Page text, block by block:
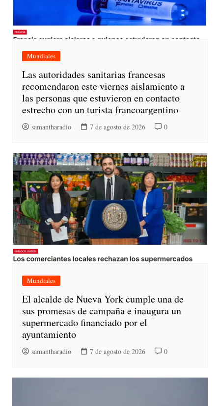
Mundiales
Las autoridades sanitarias francesas
recomendaron este viernes aislamiento a
las personas que estuvieron en contacto
estrecho con un turista francoargentino
samantharadio 7 de agosto de 2026 0
Mundiales
El alcalde de Nueva York cumple una de
sus promesas de campaña e inaugura un
supermercado financiado por el
ayuntamiento
samantharadio 7 de agosto de 2026 0